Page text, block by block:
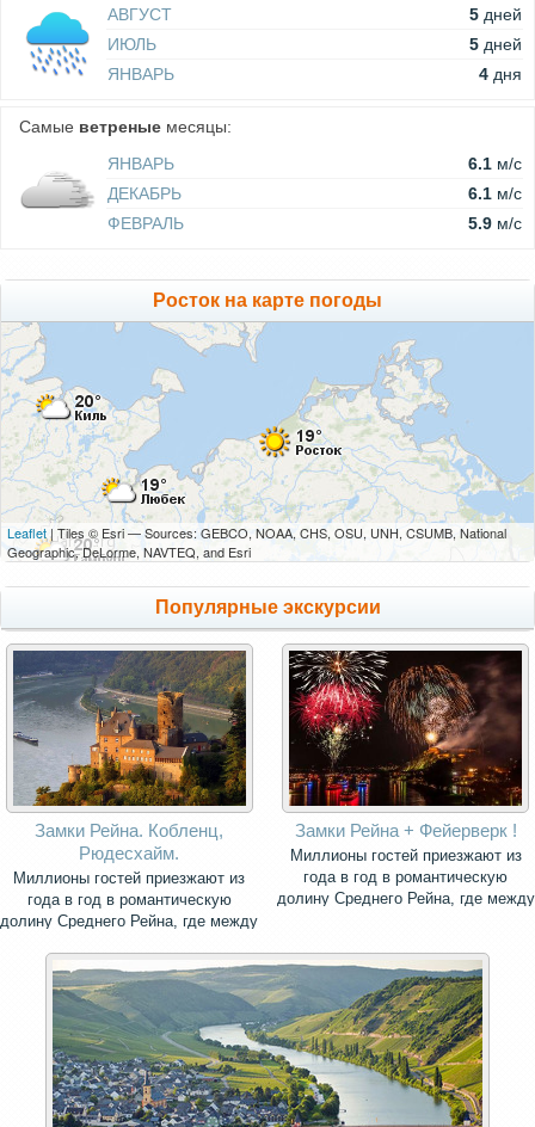
АВГУСТ
5 дней
ИЮЛЬ
5 дней
ЯНВАРЬ
4 дня
Самые ветреные месяцы:
ЯНВАРЬ
6.1 м/c
ДЕКАБРЬ
6.1 м/c
ФЕВРАЛЬ
5.9 м/c
Росток на карте погоды
Leaflet| Tiles © Esri — Sources: GEBCO, NOAA, CHS, OSU, UNH, CSUMB, National
Geographic, DeLorme, NAVTEQ, and Esri
Популярные экскурсии
Замки Рейна. Кобленц,
Рюдесхайм.
Миллионы гостей приезжают из
года в год в романтическую
долину Среднего Рейна, где между
сохранилось самое большое число
средневековых замков во всём
мире.
Замки Рейна + Фейерверк !
Миллионы гостей приезжают из
года в год в романтическую
долину Среднего Рейна, где между
средневековых замков во всём
мире.